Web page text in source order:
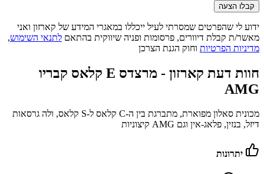
קבלו הצעה
ידוע לי שהפרטים שמסרתי לעיל ייכללו במאגרי המידע של קארזון ואני
מאשר/ת קבלת דיוורים, פרסומות ופניה שיווקית בהתאם לתנאי השימוש,
מדיניות הפרטיות וחוק הגנת הצרכן
חוות דעת קארזון -
מרצדס E קלאס קבריו
AMG
מכונית סאלון מפוארת, מתברגת בין ה-C קלאס ל-S קלאס, ולה גרסאות
דיזל, בנזין, פלאג-אין וגם AMG קיצוניות
יתרונות